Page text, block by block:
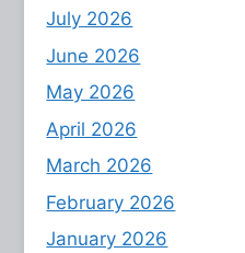
July 2026
June 2026
May 2026
April 2026
March 2026
February 2026
January 2026